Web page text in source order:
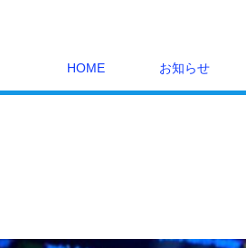
HOME お知らせ